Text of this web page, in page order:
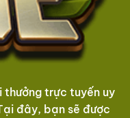
thưởng trực tuyến uy
đây, bạn sẽ được